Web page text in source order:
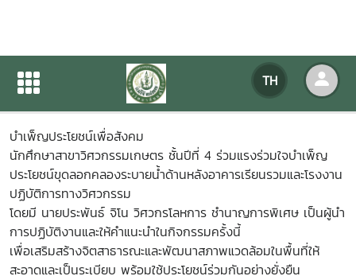
TH
บำเพ็ญประโยชน์เพื่อสังคม
ข่าวสารกิจกรรม รายละเอียดข่าวสาร
บำเพ็ญประโยชน์เพื่อสังคม
นักศึกษาสาขาวิศวกรรมเกษตร ชั้นปีที่ 4 ร่วมแรงร่วมใจบำเพ็ญ
ประโยชน์ขุดลอกคลองระบายน้ำด้านหลังอาคารเรียนรวมและโรงงาน
ปฏิบัติการทางวิศวกรรม
โดยมี นายประพันธ์ จิโน วิศวกรโลหการ ชำนาญการพิเศษ เป็นผู้นำ
การปฏิบัติงานและให้คำแนะนำในกิจกรรมครั้งนี้
เพื่อเสริมสร้างจิตสาธารณะและพัฒนาสภาพแวดล้อมในพื้นที่ให้
สะอาดและเป็นระเบียบ พร้อมใช้ประโยชน์ร่วมกันอย่างยั่งยืน